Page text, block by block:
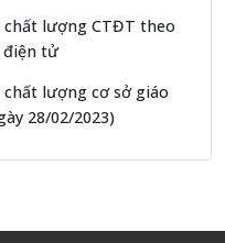
lượng CTĐT theo
điện tử
lượng cơ sở giáo
28/02/2023)